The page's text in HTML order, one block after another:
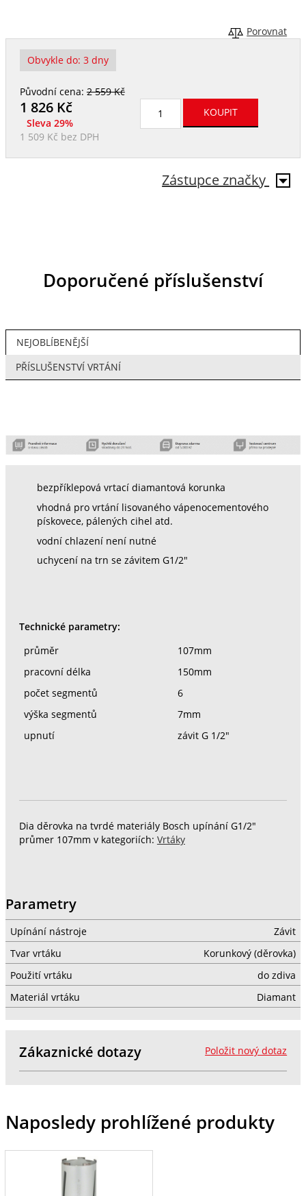
Porovnat
Obvykle do: 3 dny
Původní cena:2 559 Kč
1 826Kč
Sleva 29%
1 509 Kč bez DPH
Zástupce značky
Doporučené příslušenství
NEJOBLÍBENĚJŠÍ
PŘÍSLUŠENSTVÍ VRTÁNÍ
bezpříklepová vrtací diamantová korunka
vhodná pro vrtání lisovaného vápenocementového
pískovece, pálených cihel atd.
vodní chlazení není nutné
uchycení na trn se závitem G1/2"
Technické parametry:
průměr
107mm
pracovní délka
150mm
počet segmentů
6
výška segmentů
7mm
upnutí
závit G 1/2"
Dia děrovka na tvrdé materiály Bosch upínání G1/2"
průmer 107mm v kategoriích: Vrtáky
Parametry
Upínání nástroje
Závit
Tvar vrtáku
Korunkový (děrovka)
Použití vrtáku
do zdiva
Materiál vrtáku
Diamant
Položit nový dotaz
Zákaznické dotazy
Naposledy prohlížené produkty